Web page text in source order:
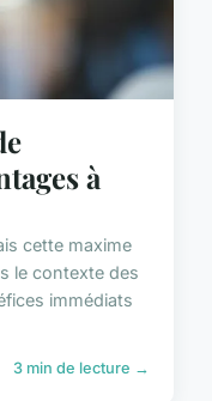
à
cette maxime
le contexte des
immédiats
3 min de lecture →